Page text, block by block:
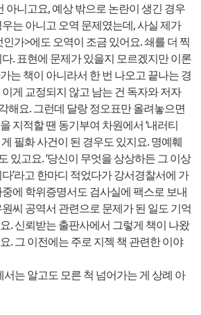
아니고요, 예상 밖으로 논란이 생긴 경우
는 아니고 오역 문제였는데, 사실 제가
가>에도 오역이 조금 있어요. 쇄를 더 찍
. 표현에 문제가 있을지 모르겠지만 이론
는 책이 아니라서 한 번 나오고 끝나는 경
게 교정되지 않고 남는 건 독자와 저자
해요. 그런데 달랑 정오표만 올려놓으면
지적할 땐 동기부여 차원에서 ‘내러티
필화 사건이 된 경우도 있지요. 명예훼
있고요. ‘당신이 무엇을 상상하든 그 이상
’라고 한마디 적었다가 강서경찰서에 가
에 학위증명서도 검사실에 팩스로 보내
씨 공역서 관련으로 문제가 된 일도 기억
. 신뢰받는 출판사에서 그렇게 책이 나왔
. 그 이전에는 주로 지젝 책 관련한 이야
는 알고도 모른 척 넘어가는 게 상례 아